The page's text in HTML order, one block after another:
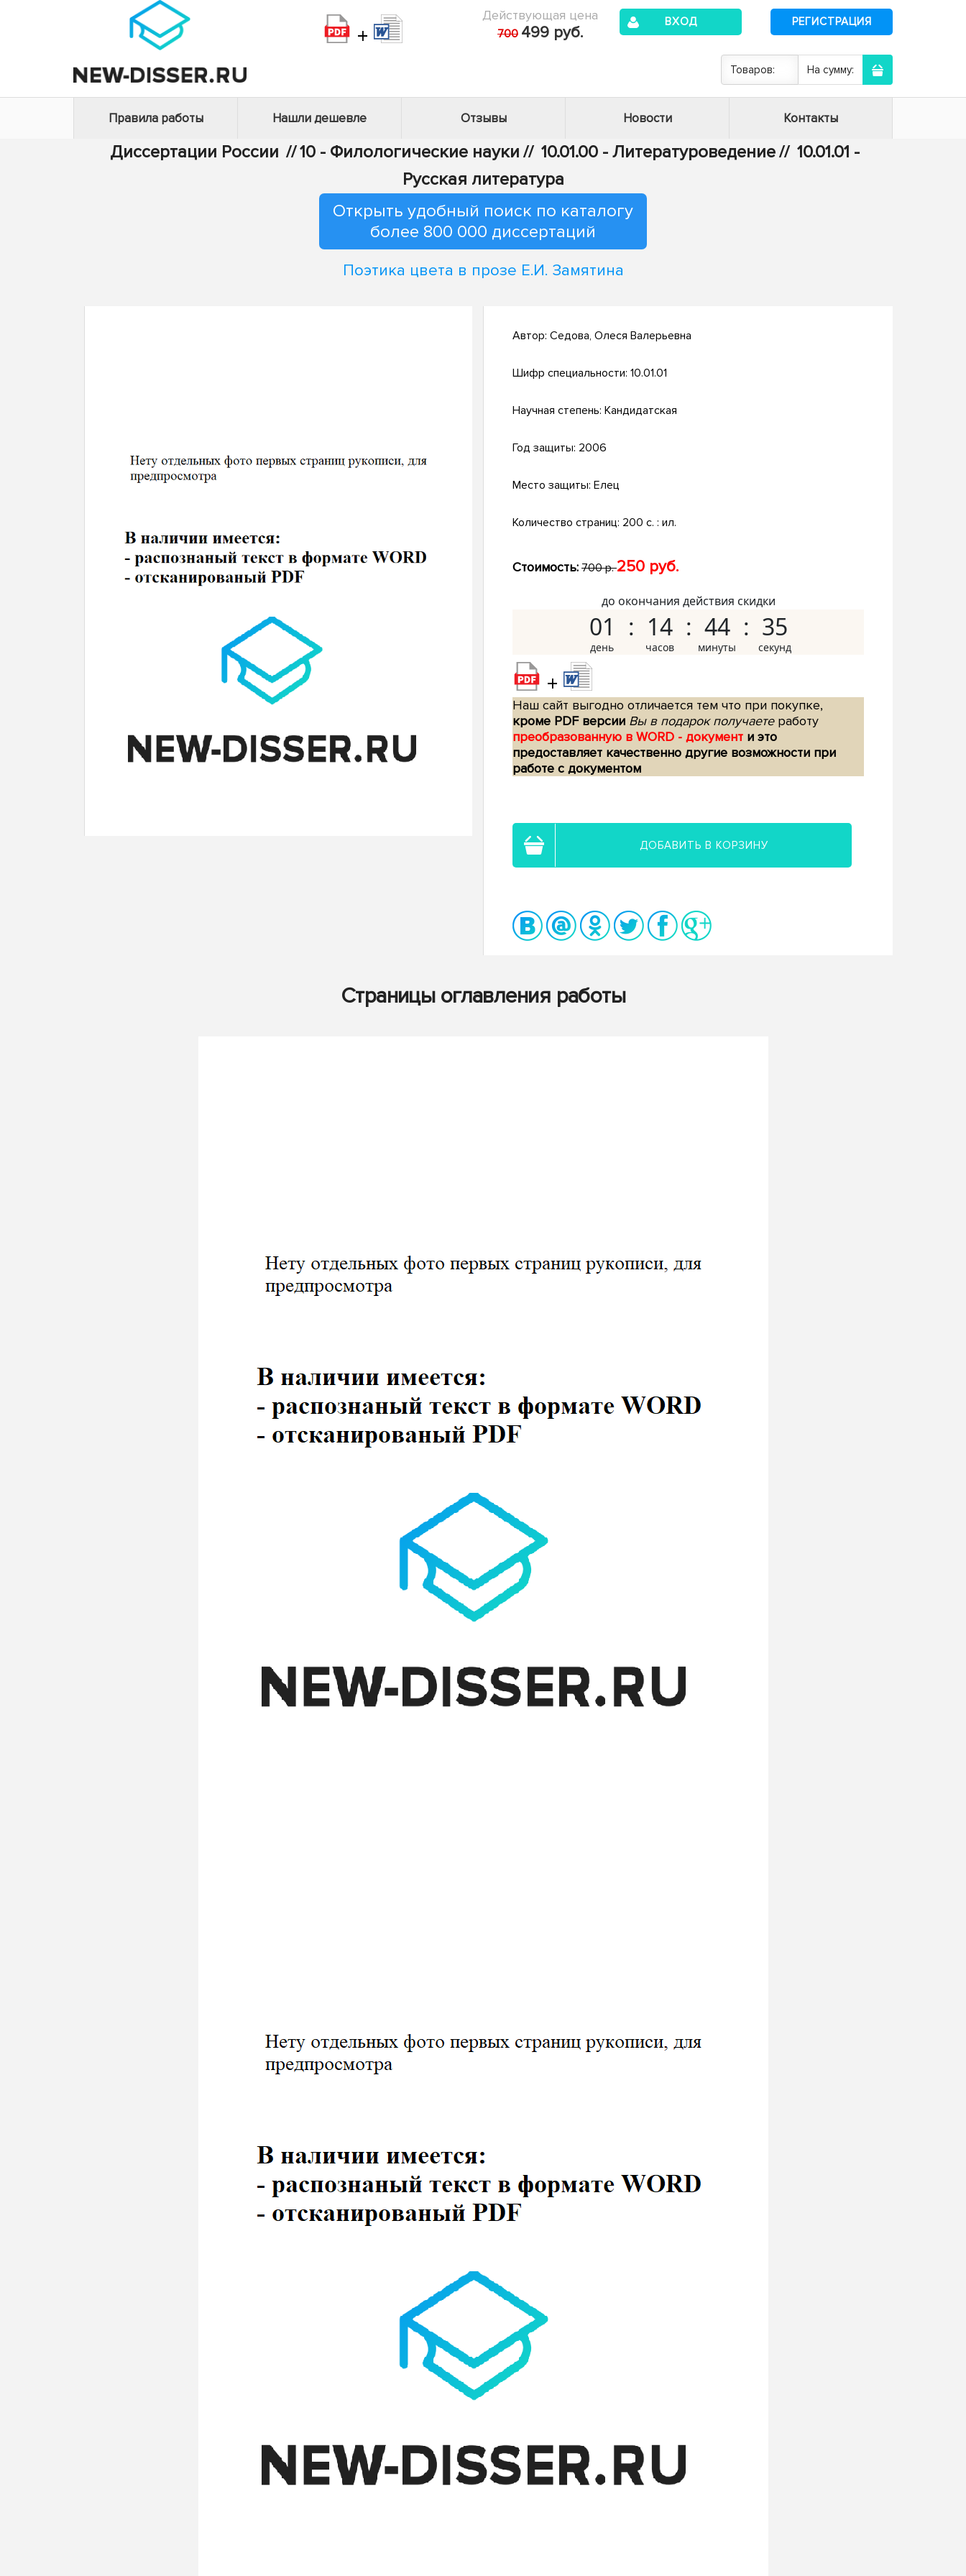
+
Действующая цена
700 499 руб.
ВХОД РЕГИСТРАЦИЯ
Товаров: На сумму:
Правила работы Нашли дешевле Отзывы Новости Контакты
Диссертации России //10 - Филологические науки // 10.01.00 - Литературоведение// 10.01.01 -
Русская литература
Открыть удобный поиск по каталогу
более 800 000 диссертаций
Поэтика цвета в прозе Е.И. Замятина
Автор: Седова, Олеся Валерьевна
Шифр специальности: 10.01.01
Научная степень: Кандидатская
Год защиты: 2006
Место защиты: Елец
Количество страниц: 200 с. : ил.
Стоимость: 700 р.250 руб.
до окончания действия скидки
01 14 44 34
+
Наш сайт выгодно отличается тем что при покупке,
кроме PDF версии Вы в подарок получаетеработу
преобразованную в WORD - документ и это
предоставляет качественно другие возможности при
работе с документом
ДОБАВИТЬ В КОРЗИНУ
Страницы оглавления работы